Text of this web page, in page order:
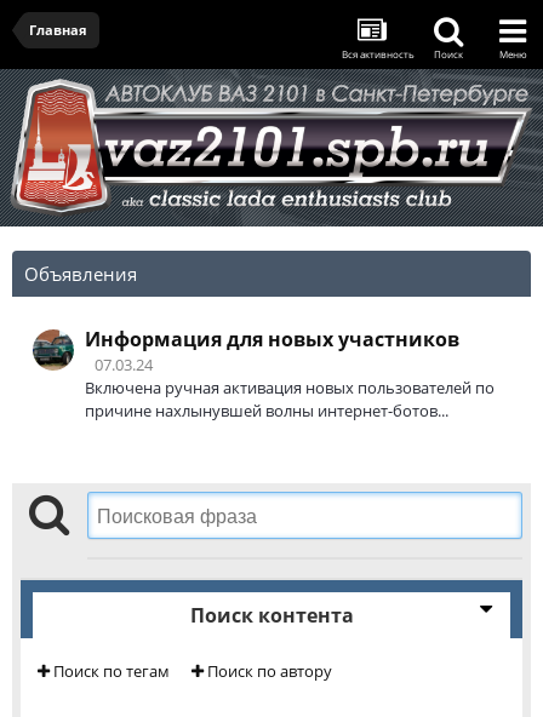
Главная
Вся активность Поиск Меню
Объявления
Информация для новых участников
07.03.24
Включена ручная активация новых пользователей по
причине нахлынувшей волны интернет-ботов...
Поиск контента
Поиск по тегам Поиск по автору